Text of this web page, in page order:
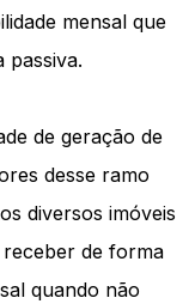
mensal que
passiva.
de geração de
desse ramo
diversos imóveis
receber de forma
quando não